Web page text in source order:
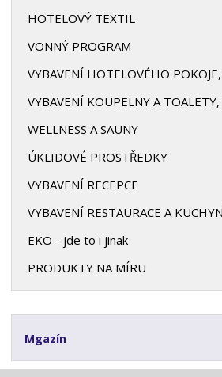
HOTELOVÝ TEXTIL
VONNÝ PROGRAM
VYBAVENÍ HOTELOVÉHO
VYBAVENÍ KOUPELNY A TOALETY,
WELLNESS A SAUNY
ÚKLIDOVÉ PROSTŘEDKY
VYBAVENÍ RECEPCE
VYBAVENÍ RESTAURACE A
EKO - jde to i jinak
PRODUKTY NA MÍRU
Mgazín